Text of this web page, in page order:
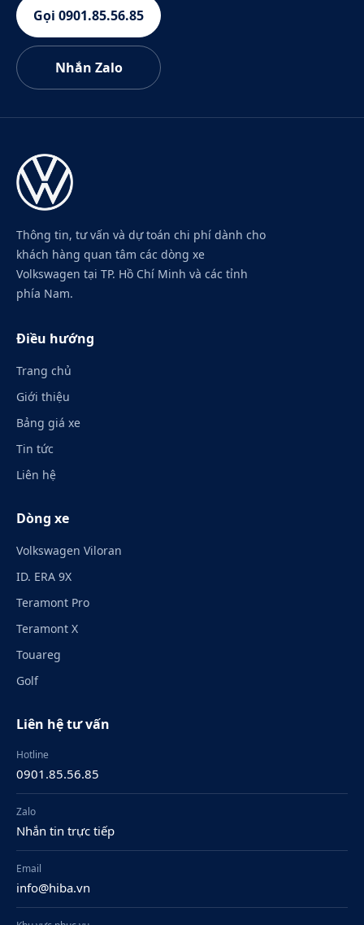
Gọi 0901.85.56.85
Nhắn Zalo
Thông tin, tư vấn và dự toán chi phí dành cho
khách hàng quan tâm các dòng xe
Volkswagen tại TP. Hồ Chí Minh và các tỉnh
phía Nam.
Điều hướng
Trang chủ
Giới thiệu
Bảng giá xe
Tin tức
Liên hệ
Dòng xe
Volkswagen Viloran
ID. ERA 9X
Teramont Pro
Teramont X
Touareg
Golf
Liên hệ tư vấn
Hotline
0901.85.56.85
Zalo
Nhắn tin trực tiếp
Email
info@hiba.vn